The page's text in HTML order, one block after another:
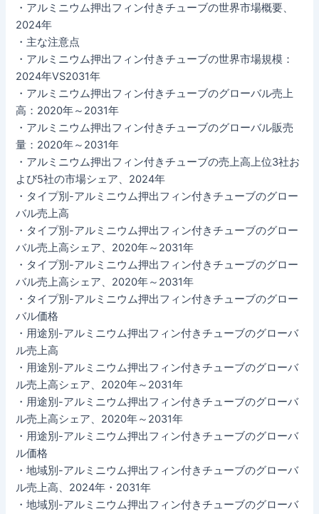
・アルミニウム押出フィン付きチューブの世界市場概要、
2024年
・主な注意点
・アルミニウム押出フィン付きチューブの世界市場規模：
2024年VS2031年
・アルミニウム押出フィン付きチューブのグローバル売上
高：2020年～2031年
・アルミニウム押出フィン付きチューブのグローバル販売
量：2020年～2031年
・アルミニウム押出フィン付きチューブの売上高上位3社お
よび5社の市場シェア、2024年
・タイプ別-アルミニウム押出フィン付きチューブのグロー
バル売上高
・タイプ別-アルミニウム押出フィン付きチューブのグロー
バル売上高シェア、2020年～2031年
・タイプ別-アルミニウム押出フィン付きチューブのグロー
バル売上高シェア、2020年～2031年
・タイプ別-アルミニウム押出フィン付きチューブのグロー
バル価格
・用途別-アルミニウム押出フィン付きチューブのグローバ
ル売上高
・用途別-アルミニウム押出フィン付きチューブのグローバ
ル売上高シェア、2020年～2031年
・用途別-アルミニウム押出フィン付きチューブのグローバ
ル売上高シェア、2020年～2031年
・用途別-アルミニウム押出フィン付きチューブのグローバ
ル価格
・地域別-アルミニウム押出フィン付きチューブのグローバ
ル売上高、2024年・2031年
・地域別-アルミニウム押出フィン付きチューブのグローバ